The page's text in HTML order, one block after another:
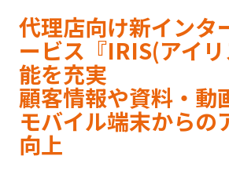
代理店向け新インタ
ービス『IRIS(アイ
能を充実
顧客情報や資料・動
モバイル端末からの
向上